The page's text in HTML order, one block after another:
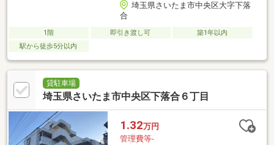
埼玉県さいたま市中央区大字下落
合
1階 即引き渡し可
築1年以内
駅から徒歩5分以内
貸駐車場
埼玉県さいたま市中央区下落合６丁目
1.32万円
管理費等-